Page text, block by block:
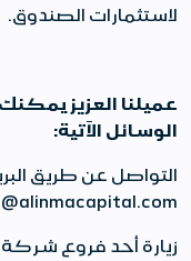
لاستثمارات الصندوق.
عميلنا العزيز
الوسائل الآتية:
التواصل عن طريق
زيارة أحد فروع شركة